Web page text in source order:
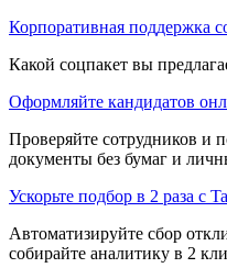
Корпоративная поддержка
Какой соцпакет вы
Оформляйте кандидатов
Проверяйте сотрудников и
документы без бумаг и
Ускорьте подбор в 2 раза с
Автоматизируйте сбор
собирайте аналитику в 2